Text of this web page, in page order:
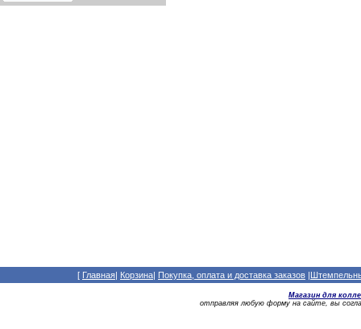
[ Главная| Корзина| Покупка, оплата и доставка заказов |
Магазин для
отправляя любую форму на сайте, вы